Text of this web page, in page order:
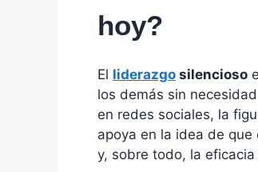
hoy?
El liderazgo silencioso
los demás sin
en redes sociales, la
apoya en la idea de
y, sobre todo, la